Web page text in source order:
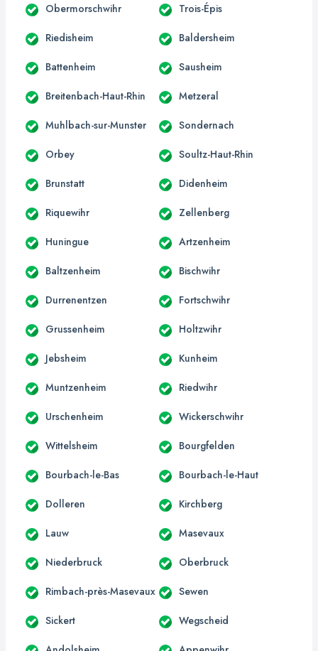
Obermorschwihr Trois-Épis
Riedisheim Baldersheim
Battenheim Sausheim
Breitenbach-Haut-Rhin Metzeral
Muhlbach-sur-Munster Sondernach
Orbey Soultz-Haut-Rhin
Brunstatt Didenheim
Riquewihr Zellenberg
Huningue Artzenheim
Baltzenheim Bischwihr
Durrenentzen Fortschwihr
Grussenheim Holtzwihr
Jebsheim Kunheim
Muntzenheim Riedwihr
Urschenheim Wickerschwihr
Wittelsheim Bourgfelden
Bourbach-le-Bas Bourbach-le-Haut
Dolleren Kirchberg
Lauw Masevaux
Niederbruck Oberbruck
Rimbach-près-Masevaux Sewen
Sickert Wegscheid